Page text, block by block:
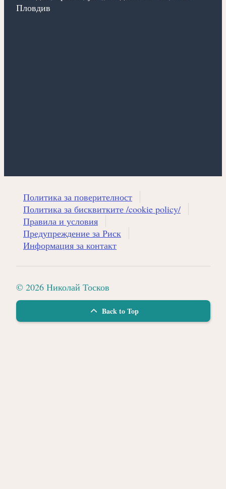
Пловдив
Политика за поверителност
Политика за бисквитките /cookie policy/
Правила и условия
Предупреждение за Риск
Информация за контакт
© 2026 Николай Тосков
Back to Top